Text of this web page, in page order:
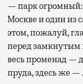
— парк
Москве и один из
этом, пожалуй,
перед замкнутым
весь променад —
пруда, здесь же —